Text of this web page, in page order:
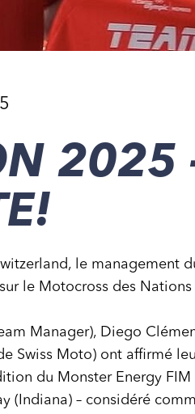
2025
le management
le Motocross des Nations
Manager), Diego
Swiss Moto) ont affirmé
du Monster Energy
(Indiana) – considéré